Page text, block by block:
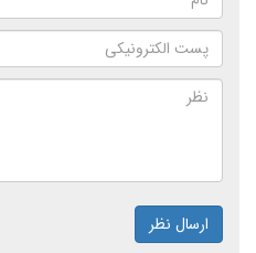
ارسال نظر